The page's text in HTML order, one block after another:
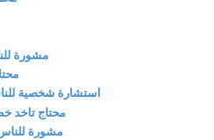
مشورة
استشارة شخصية
محتاج تاخد
مشورة